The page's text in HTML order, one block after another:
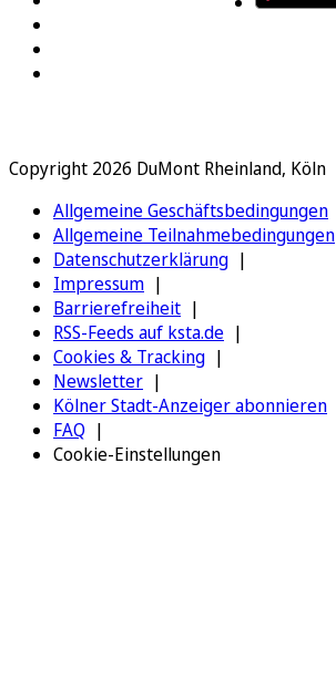
Copyright 2026 DuMont Rheinland, Köln
Allgemeine Geschäftsbedingungen
Allgemeine Teilnahmebedingungen
Datenschutzerklärung
Impressum
Barrierefreiheit
RSS-Feeds auf ksta.de
Cookies & Tracking
Newsletter
Kölner Stadt-Anzeiger abonnieren
FAQ
Cookie-Einstellungen